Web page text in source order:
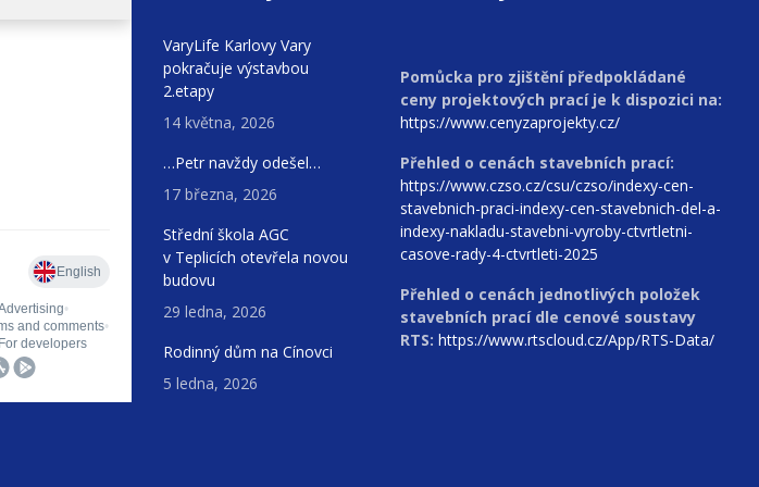
VaryLife Karlovy Vary
pokračuje výstavbou
2.etapy
14 května, 2026
…Petr navždy odešel…
17 března, 2026
Střední škola AGC
v Teplicích otevřela novou
budovu
29 ledna, 2026
Rodinný dům na Cínovci
5 ledna, 2026
Pomůcka pro zjištění předpokládané
ceny projektových prací je k dispozici na:
https://www.cenyzaprojekty.cz/
Přehled o cenách stavebních prací:
https://www.czso.cz/csu/czso/indexy-cen-
stavebnich-praci-indexy-cen-stavebnich-del-a-
indexy-nakladu-stavebni-vyroby-ctvrtletni-
casove-rady-4-ctvrtleti-2025
Přehled o cenách jednotlivých položek
stavebních prací dle cenové soustavy
RTS:https://www.rtscloud.cz/App/RTS-Data/